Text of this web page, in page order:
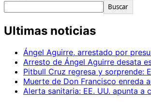
Buscar
Ultimas noticias
Ángel Aguirre, arrestado por
Arresto de Ángel Aguirre desata
Pitbull Cruz regresa y sorprende:
Muerte de Don Francisco enreda
Alerta sanitaria: EE. UU. apunta a